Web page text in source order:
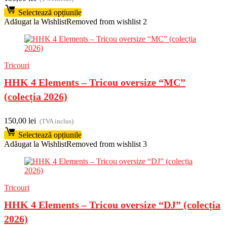
Selectează opțiunile
Adăugat la WishlistRemoved from wishlist 2
Tricouri
HHK 4 Elements – Tricou oversize “MC”
(colecția 2026)
150,00 lei (TVA inclus)
Selectează opțiunile
Adăugat la WishlistRemoved from wishlist 3
Tricouri
HHK 4 Elements – Tricou oversize “DJ” (colecția
2026)